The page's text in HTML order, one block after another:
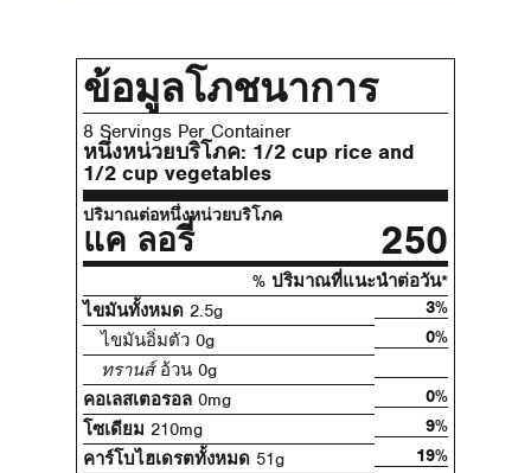
ข้อมูลโภชนาการ
8 Servings Per Container
หนึ่งหน่วยบริโภค: 1/2 cup rice and
1/2 cup vegetables
ปริมาณต่อหนึ่งหน่วยบริโภค
แค ลอรี่ 250
% ปริมาณที่แนะนําต่อวัน*
ไขมันทั้งหมด 2.5g
3%
ไขมันอิ่มตัว 0g
0%
ทรานส์อ้วน 0g
คอเลสเตอรอล 0mg
0%
โซเดียม 210mg
9%
คาร์โบไฮเดรตทั้งหมด 51g
19%